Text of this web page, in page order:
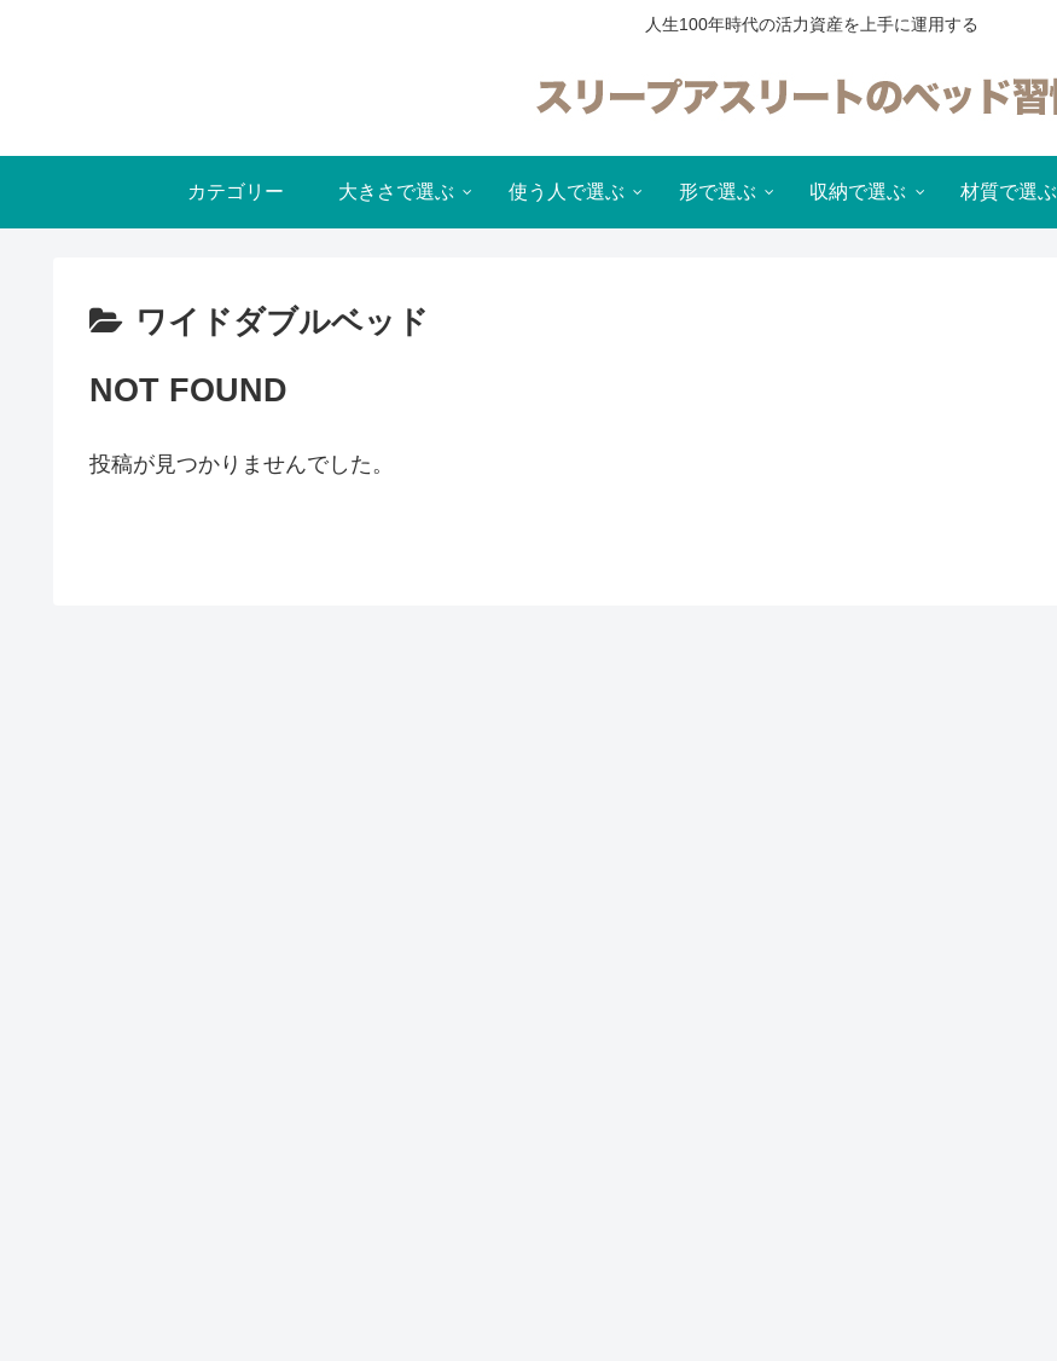
人生100年時代の活力資産を上手に運用する
カテゴリー 大きさで選ぶ 使う人で選ぶ 形で選ぶ 収納で選ぶ 材質で選ぶ
ワイドダブルベッド
NOT FOUND
投稿が見つかりませんでした。